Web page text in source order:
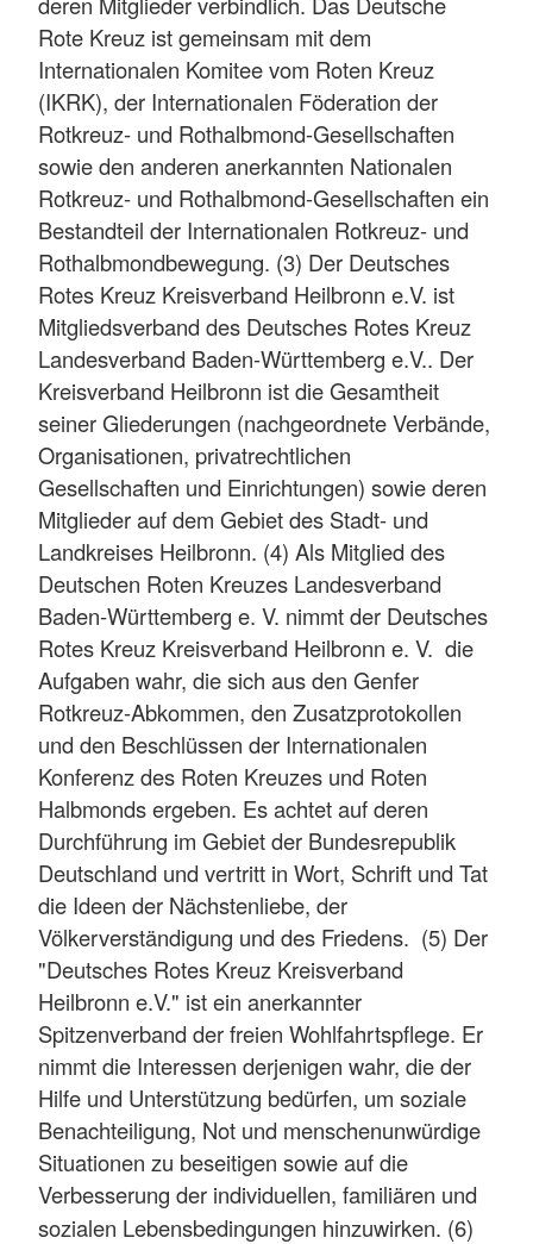
Rote Kreuz ist gemeinsam mit dem
Internationalen Komitee vom Roten Kreuz
(IKRK), der Internationalen Föderation der
Rotkreuz- und Rothalbmond-Gesellschaften
sowie den anderen anerkannten Nationalen
Rotkreuz- und Rothalbmond-Gesellschaften ein
Bestandteil der Internationalen Rotkreuz- und
Rothalbmondbewegung. (3) Der Deutsches
Rotes Kreuz Kreisverband Heilbronn e.V. ist
Mitgliedsverband des Deutsches Rotes Kreuz
Landesverband Baden-Württemberg e.V.. Der
Kreisverband Heilbronn ist die Gesamtheit
seiner Gliederungen (nachgeordnete Verbände,
Organisationen, privatrechtlichen
Gesellschaften und Einrichtungen) sowie deren
Mitglieder auf dem Gebiet des Stadt- und
Landkreises Heilbronn. (4) Als Mitglied des
Deutschen Roten Kreuzes Landesverband
Baden-Württemberg e. V. nimmt der Deutsches
Rotes Kreuz Kreisverband Heilbronn e. V. die
Aufgaben wahr, die sich aus den Genfer
Rotkreuz-Abkommen, den Zusatzprotokollen
und den Beschlüssen der Internationalen
Konferenz des Roten Kreuzes und Roten
Halbmonds ergeben. Es achtet auf deren
Durchführung im Gebiet der Bundesrepublik
Deutschland und vertritt in Wort, Schrift und Tat
die Ideen der Nächstenliebe, der
Völkerverständigung und des Friedens. (5) Der
"Deutsches Rotes Kreuz Kreisverband
Heilbronn e.V." ist ein anerkannter
Spitzenverband der freien Wohlfahrtspflege. Er
nimmt die Interessen derjenigen wahr, die der
Hilfe und Unterstützung bedürfen, um soziale
Benachteiligung, Not und menschenunwürdige
Situationen zu beseitigen sowie auf die
Verbesserung der individuellen, familiären und
sozialen Lebensbedingungen hinzuwirken. (6)